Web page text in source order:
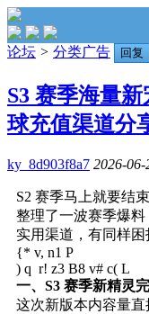
论坛 > 分类广告 回复
S3 赛季海量
球充值渠道分
ky_8d903f8a7 2026-
S2 赛季马上就要结
整理了一波赛季爆
实用渠道，有同样困
{* v, n1 P
) q r! z3 B8 v# c( L
一、S3 赛季新精灵
这次新版本内容量